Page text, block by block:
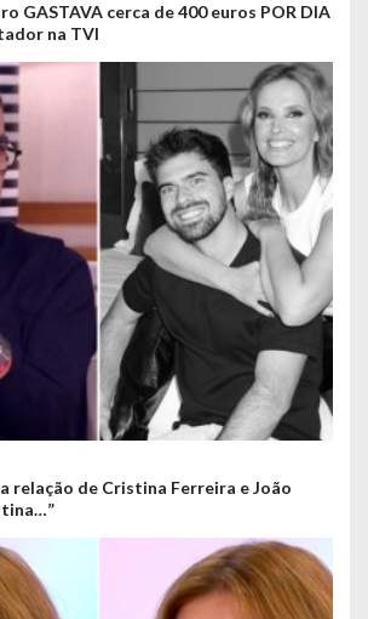
GASTAVA cerca de 400 euros POR DIA
na TVI
relação de Cristina Ferreira e João